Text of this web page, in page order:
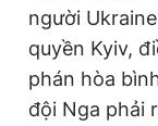
người
quyền Kyiv,
phán hòa
đội Nga phải